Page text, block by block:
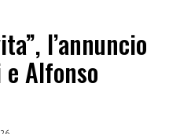
l’annuncio
Alfonso